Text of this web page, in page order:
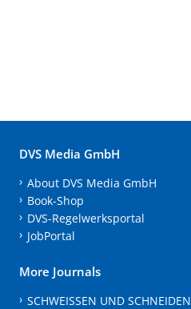
DVS Media GmbH
About DVS Media GmbH
Book-Shop
DVS-Regelwerksportal
JobPortal
More Journals
SCHWEISSEN UND SCHNEIDEN